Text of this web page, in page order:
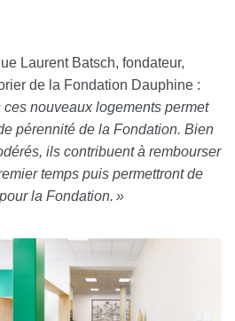
Laurent Batsch, fondateur,
de la Fondation Dauphine :
nouveaux logements permet
pérennité de la Fondation. Bien
ils contribuent à rembourser
temps puis permettront de
la Fondation. »